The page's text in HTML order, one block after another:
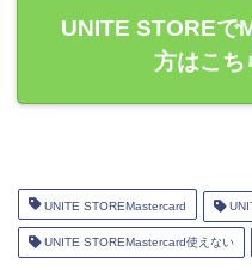
UNITE STOREで
方はこち
UNITE STOREMastercard
UNITE STOREMastercard使えない